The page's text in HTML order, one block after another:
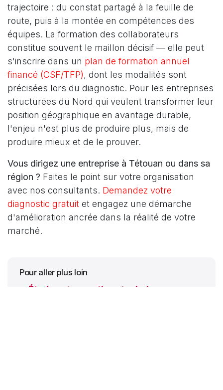
trajectoire : du constat partagé à la feuille de
route, puis à la montée en compétences des
équipes. La formation des collaborateurs
constitue souvent le maillon décisif — elle peut
s'inscrire dans un plan de formation annuel
financé (CSF/TFP), dont les modalités sont
précisées lors du diagnostic. Pour les entreprises
structurées du Nord qui veulent transformer leur
position géographique en avantage durable,
l'enjeu n'est plus de produire plus, mais de
produire mieux et de le prouver.
Vous dirigez une entreprise à Tétouan ou dans sa
région ? Faites le point sur votre organisation
avec nos consultants. Demandez votre
diagnostic gratuit et engagez une démarche
d'amélioration ancrée dans la réalité de votre
marché.
Pour aller plus loin
Études et expertises techniques